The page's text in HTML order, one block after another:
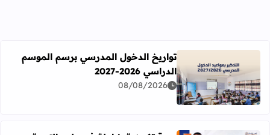
اقرأ المزيد عن تواريخ الدخول المدرسي برسم الموسم الدراسي 2026-
تواريخ الدخول المدرسي برسم الموسم
الدراسي 2026-2027
08/08/2026